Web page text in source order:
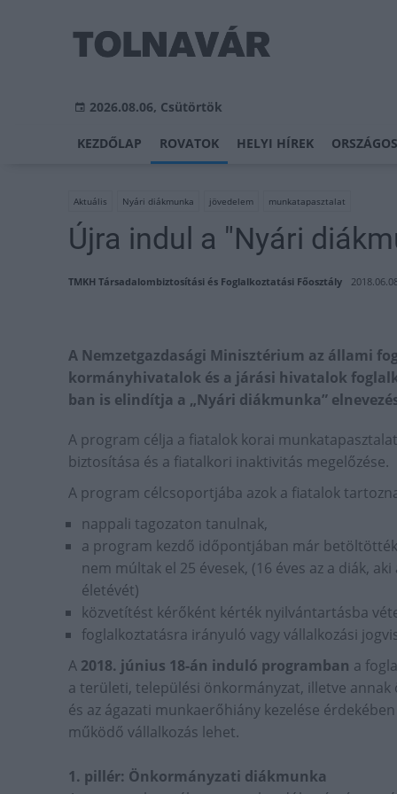
2026.08.06, Csütörtök
KEZDŐLAP ROVATOK HELYI HÍREK
Aktuális Nyári diákmunka jövedelem munkatapasztalat
Újra indul a "Nyári
TMKH Társadalombiztosítási és Foglalkoztatási Főosztály
A Nemzetgazdasági Minisztérium az állami
kormányhivatalok és a járási hivatalok
ban is elindítja a „Nyári diákmunka”
A program célja a fiatalok korai
biztosítása és a fiatalkori inaktivitás megelőzése.
A program célcsoportjába azok a fiatalok
nappali tagozaton tanulnak,
a program kezdő időpontjában már
nem múltak el 25 évesek, (16 éves az a diák,
életévét)
közvetítést kérőként kérték nyilvántartásba
foglalkoztatásra irányuló vagy vállalkozási
A 2018. június 18-án induló programban a
a területi, települési önkormányzat, illetve
és az ágazati munkaerőhiány kezelése
működő vállalkozás lehet.
1. pillér: Önkormányzati diákmunka